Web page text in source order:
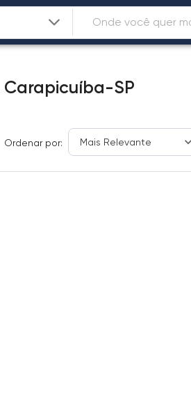
Carapicuíba-SP
Ordenar por: Mais Relevante